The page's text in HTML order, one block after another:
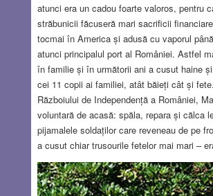
atunci era un cadou foarte valoros, pentru
străbunicii făcuseră mari sacrificii
tocmai în America și adusă cu vaporul
atunci principalul port al României. Astfel
în familie și în următorii ani a cusut haine
cei 11 copii ai familiei, atât băieți cât și
Războiului de Independență a României,
voluntară de acasă: spăla, repara și călca
pijamalele soldaților care reveneau de pe
a cusut chiar trusourile fetelor mai mari –
ai secolului XX. În timpul Primului Război
a lucrat non-stop. Casa străbunicilor a fost
„vestiar” și chiar ei, aflați deja la o vârstă